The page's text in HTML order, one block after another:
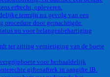
erfrecht, opleveren.
termijn nu gevolg van een
procedure door gemachtigde.
nu voor belangenbehartiging
ter zitting vernietiging van de boete
voor herhaaldelijk
giftenaftrek in aangifte IB.